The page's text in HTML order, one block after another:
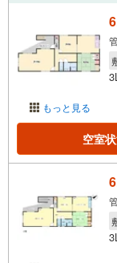
もっと見る
空室